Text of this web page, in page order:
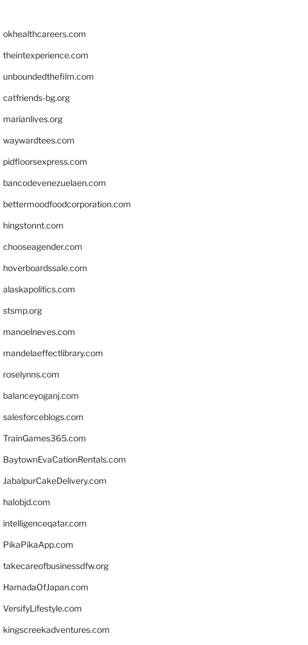
okhealthcareers.com
theintexperience.com
unboundedthefilm.com
catfriends-bg.org
marianlives.org
waywardtees.com
pidfloorsexpress.com
bancodevenezuelaen.com
bettermoodfoodcorporation.com
hingstonnt.com
chooseagender.com
hoverboardssale.com
alaskapolitics.com
stsmp.org
manoelneves.com
mandelaeffectlibrary.com
roselynns.com
balanceyoganj.com
salesforceblogs.com
TrainGames365.com
BaytownEvaCationRentals.com
JabalpurCakeDelivery.com
halobjd.com
intelligenceqatar.com
PikaPikaApp.com
takecareofbusinessdfw.org
HamadaOfJapan.com
VersifyLifestyle.com
kingscreekadventures.com